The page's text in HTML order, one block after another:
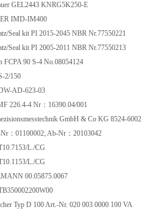
GEL2443 KNRG5K250-E
IMD-IM400
Seal kit PI 2015-2045 NBR Nr.77550221
Seal kit PI 2005-2011 NBR Nr.77550213
FCPA 90 S-4 No.08054124
2/150
AD-623-03
226.4-4 Nr：16390.04/001
GmbH & Co KG 8524-6002
：01100002; Ab-Nr：20103042
L./CG
L./CG
00.05875.0067
Typ D 100 Art.-Nr. 020 003 0000 100 VA